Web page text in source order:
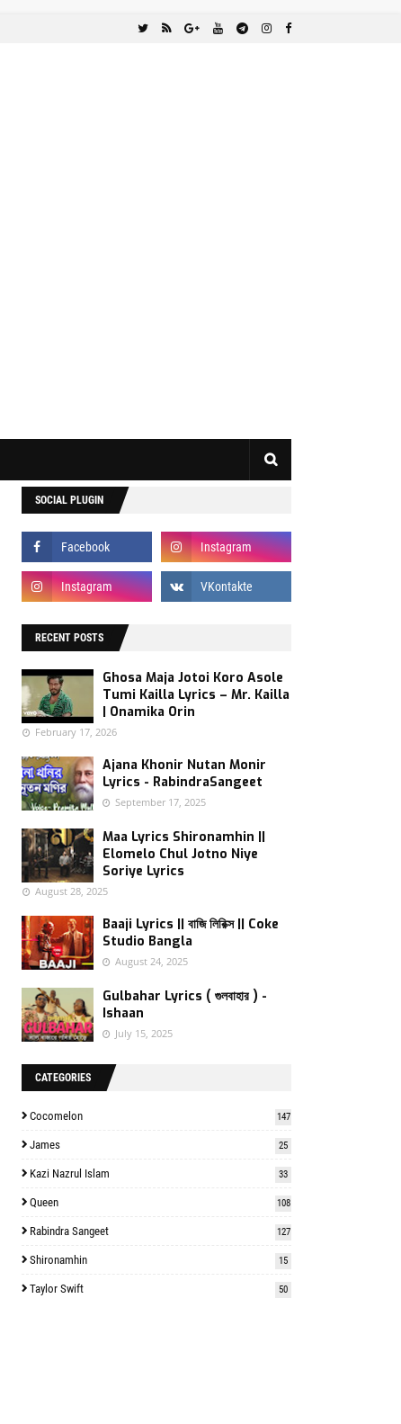
SOCIAL PLUGIN
RECENT POSTS
Ghosa Maja Jotoi Koro Asole
Tumi Kailla Lyrics – Mr. Kailla
| Onamika Orin
February 17, 2026
Ajana Khonir Nutan Monir
Lyrics - RabindraSangeet
September 17, 2025
Maa Lyrics Shironamhin ||
Elomelo Chul Jotno Niye
Soriye Lyrics
August 28, 2025
Baaji Lyrics || বাজি লিরিক্স || Coke
Studio Bangla
August 24, 2025
Gulbahar Lyrics ( গুলবাহার ) -
Ishaan
July 15, 2025
CATEGORIES
Cocomelon 147
James 25
Kazi Nazrul Islam 33
Queen 108
Rabindra Sangeet 127
Shironamhin 15
Taylor Swift 50